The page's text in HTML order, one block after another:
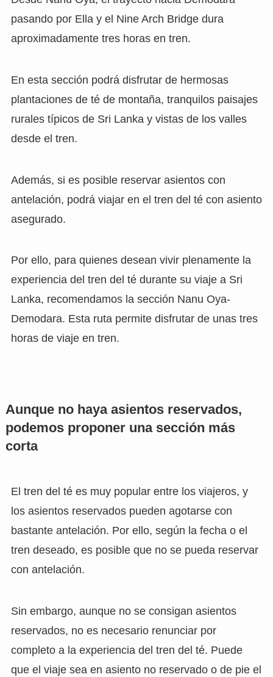
pasando por Ella y el Nine Arch Bridge dura
aproximadamente tres horas en tren.
En esta sección podrá disfrutar de hermosas
plantaciones de té de montaña, tranquilos paisajes
rurales típicos de Sri Lanka y vistas de los valles
desde el tren.
Además, si es posible reservar asientos con
antelación, podrá viajar en el tren del té con asiento
asegurado.
Por ello, para quienes desean vivir plenamente la
experiencia del tren del té durante su viaje a Sri
Lanka, recomendamos la sección Nanu Oya-
Demodara. Esta ruta permite disfrutar de unas tres
horas de viaje en tren.
Aunque no haya asientos reservados,
podemos proponer una sección más
corta
El tren del té es muy popular entre los viajeros, y
los asientos reservados pueden agotarse con
bastante antelación. Por ello, según la fecha o el
tren deseado, es posible que no se pueda reservar
con antelación.
Sin embargo, aunque no se consigan asientos
reservados, no es necesario renunciar por
completo a la experiencia del tren del té. Puede
que el viaje sea en asiento no reservado o de pie el